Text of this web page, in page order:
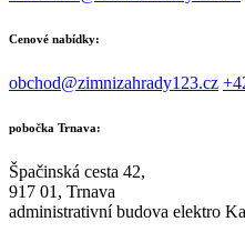
Cenové nabídky:
obchod@zimnizahrady123.cz
pobočka Trnava:
Špačinská cesta 42,
917 01, Trnava
administrativní budova elektro